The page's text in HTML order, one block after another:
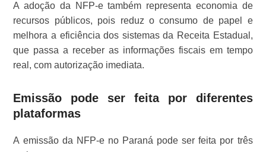
A adoção da NFP-e também representa economia de
recursos públicos, pois reduz o consumo de papel e
melhora a eficiência dos sistemas da Receita Estadual,
que passa a receber as informações fiscais em tempo
real, com autorização imediata.
Emissão pode ser feita por diferentes
plataformas
A emissão da NFP-e no Paraná pode ser feita por três